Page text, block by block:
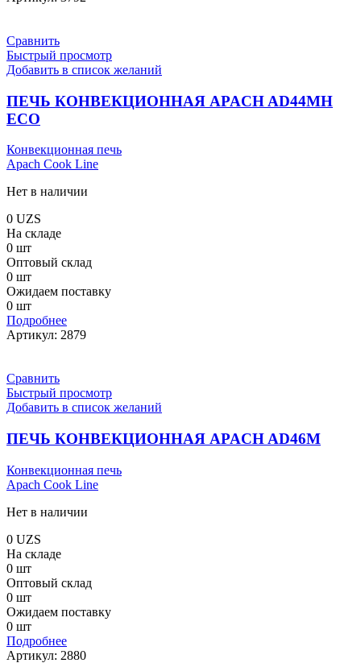
Сравнить
Быстрый просмотр
Добавить в список желаний
ПЕЧЬ КОНВЕКЦИОННАЯ APACH AD44MH
ECO
Конвекционная печь
Apach Cook Line
Нет в наличии
0 UZS
На складе
0 шт
Оптовый склад
0 шт
Ожидаем поставку
0 шт
Подробнее
Артикул: 2879
Сравнить
Быстрый просмотр
Добавить в список желаний
ПЕЧЬ КОНВЕКЦИОННАЯ APACH AD46M
Конвекционная печь
Apach Cook Line
Нет в наличии
0 UZS
На складе
0 шт
Оптовый склад
0 шт
Ожидаем поставку
0 шт
Подробнее
Артикул: 2880